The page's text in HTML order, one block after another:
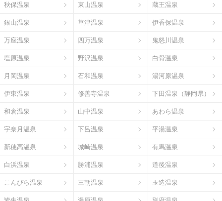
秋保温泉 東山温泉 蔵王温泉
銀山温泉 草津温泉 伊香保温泉
万座温泉 四万温泉 鬼怒川温泉
塩原温泉 野沢温泉 白骨温泉
月岡温泉 石和温泉 湯河原温泉
伊東温泉 修善寺温泉 下田温泉（静岡県）
和倉温泉 山中温泉 あわら温泉
宇奈月温泉 下呂温泉 平湯温泉
新穂高温泉 城崎温泉 有馬温泉
白浜温泉 勝浦温泉 道後温泉
こんぴら温泉 三朝温泉 玉造温泉